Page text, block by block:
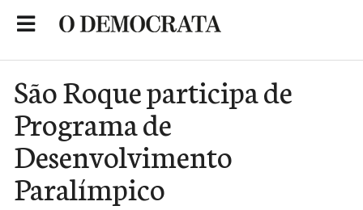
São Roque participa de
Programa de
Desenvolvimento
Paralímpico